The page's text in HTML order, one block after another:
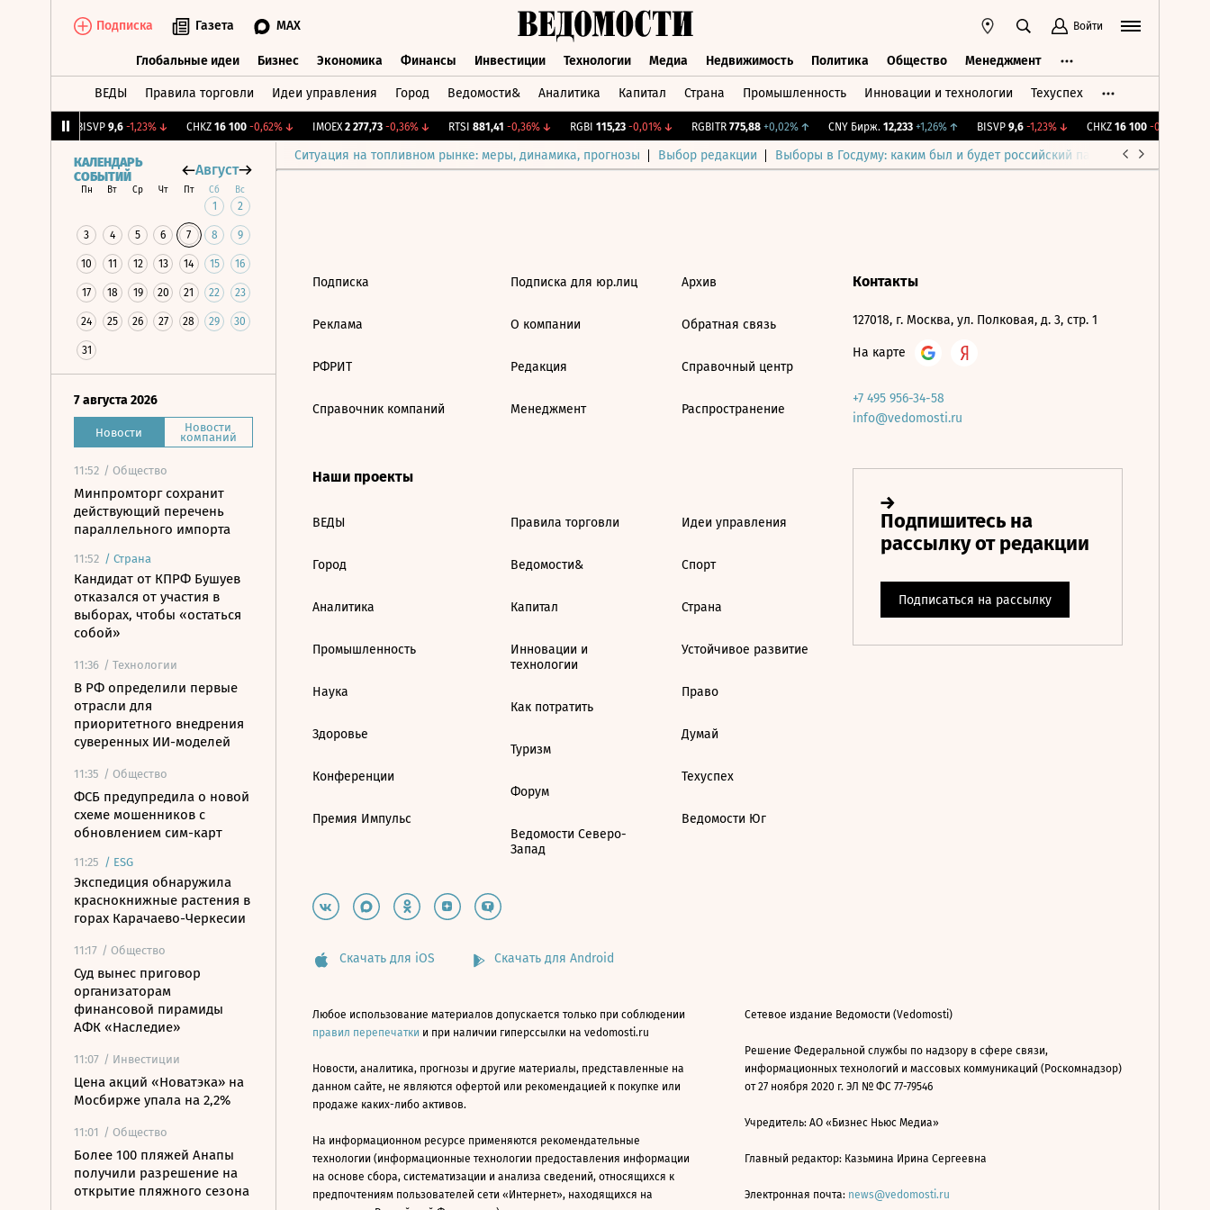
Подписка Газета MAX Войти
Глобальные идеи Бизнес Экономика Финансы Инвестиции Технологии Медиа Недвижимость Политика Общество Менеджмент
ВЕДЫ Правила торговли Идеи управления Город Ведомости& Аналитика Капитал Страна Промышленность Инновации и технологии Техуспех
BISVP 9,6 -1,23%↓ CHKZ 16 100 -0,62%↓ IMOEX 2 277,73 -0,36%↓ RTSI 881,41 -0,36%↓ RGBI 115,23 -0,01%↓ RGBITR 775,88 +0,02%↑ CNY Бирж. 12,233 +1,26%↑ BISVP 9,6 -1,23%↓ CHKZ 16 100 -0,62%
Ситуация на топливном рынке: меры, динамика, прогнозы Выбор редакции Выборы в Госдуму: каким был и будет российский парламент
КАЛЕНДАРЬ
СОБЫТИЙ
Август
Пн Вт Ср Чт Пт Сб Вс
1 2
3 4 5 6 7 8 9
10 11 12 13 14 15 16
17 18 19 20 21 22 23
24 25 26 27 28 29 30
31
7 августа 2026
Новости Новости
компаний
11:52 / Общество
Минпромторг сохранит
действующий перечень
параллельного импорта
11:52 / Страна
Кандидат от КПРФ Бушуев
отказался от участия в
выборах, чтобы «остаться
собой»
11:36 / Технологии
В РФ определили первые
отрасли для
приоритетного внедрения
суверенных ИИ-моделей
11:35 / Общество
ФСБ предупредила о новой
схеме мошенников с
обновлением сим-карт
11:25 / ESG
Экспедиция обнаружила
краснокнижные растения в
горах Карачаево-Черкесии
11:17 / Общество
Суд вынес приговор
организаторам
финансовой пирамиды
АФК «Наследие»
11:07 / Инвестиции
Цена акций «Новатэка» на
Мосбирже упала на 2,2%
11:01 / Общество
Более 100 пляжей Анапы
получили разрешение на
открытие пляжного сезона
Подписка
Реклама
РФРИТ
Справочник компаний
Подписка для юр.лиц
О компании
Редакция
Менеджмент
Архив
Обратная связь
Справочный центр
Распространение
Наши проекты
ВЕДЫ
Город
Аналитика
Промышленность
Наука
Здоровье
Конференции
Премия Импульс
Правила торговли
Ведомости&
Капитал
Инновации и
технологии
Как потратить
Туризм
Форум
Ведомости Северо-
Запад
Идеи управления
Спорт
Страна
Устойчивое развитие
Право
Думай
Техуспех
Ведомости Юг
Контакты
127018, г. Москва, ул. Полковая, д. 3, стр. 1
На карте
+7 495 956-34-58
info@vedomosti.ru
Скачать для iOS Скачать для Android
Любое использование материалов допускается только при соблюдении
правил перепечатки и при наличии гиперссылки на vedomosti.ru
Новости, аналитика, прогнозы и другие материалы, представленные на
данном сайте, не являются офертой или рекомендацией к покупке или
продаже каких-либо активов.
На информационном ресурсе применяются рекомендательные
технологии (информационные технологии предоставления информации
на основе сбора, систематизации и анализа сведений, относящихся к
предпочтениям пользователей сети «Интернет», находящихся на
Сетевое издание Ведомости (Vedomosti)
Решение Федеральной службы по надзору в сфере связи,
информационных технологий и массовых коммуникаций (Роскомнадзор)
от 27 ноября 2020 г. ЭЛ № ФС 77-79546
Учредитель: АО «Бизнес Ньюс Медиа»
Главный редактор: Казьмина Ирина Сергеевна
Электронная почта: news@vedomosti.ru